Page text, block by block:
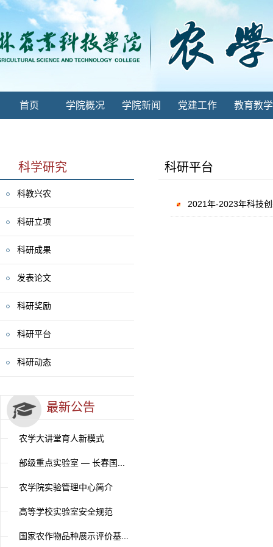
首页 学院概况 学院新闻 党建工作 教育教学
科学研究
科教兴农
科研立项
科研成果
发表论文
科研奖励
科研平台
科研动态
最新公告
农学大讲堂育人新模式
部级重点实验室 — 长春国...
农学院实验管理中心简介
高等学校实验室安全规范
国家农作物品种展示评价基...
科研平台
2021年-2023年科技